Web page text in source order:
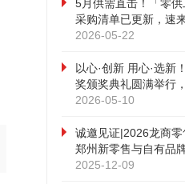
5月供需直击！「零
采购清单已更新，速
2026-05-22
以心·创新 用心·选新
奖颁奖典礼圆满举行
2026-05-10
诚邀见证|2026龙商
郑州新零售与自有品
合作发布会即将召开！
2025-12-09